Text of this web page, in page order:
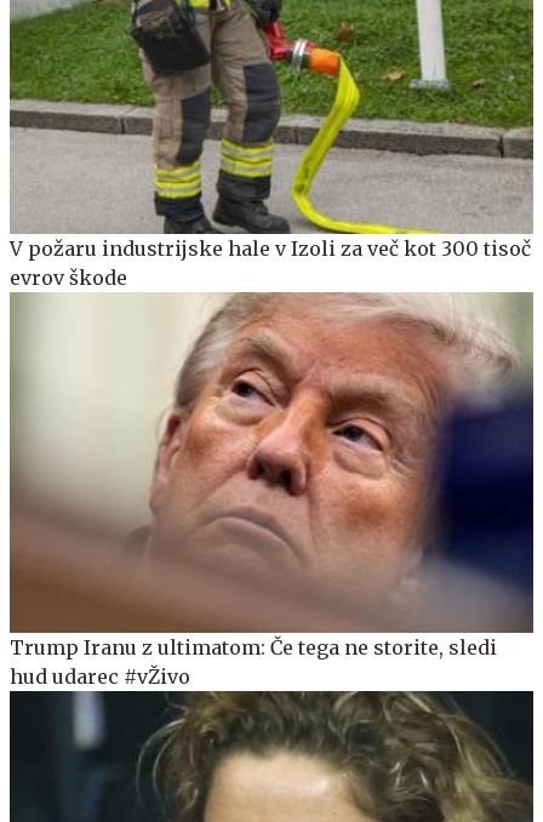
V požaru industrijske hale v Izoli za več kot 300 tisoč
evrov škode
Trump Iranu z ultimatom: Če tega ne storite, sledi
hud udarec #vŽivo